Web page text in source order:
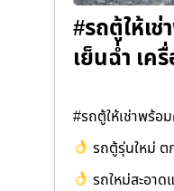
#รถตู้ให้เ
เย็นฉ่ำ เ
#รถตู้ให้เช่าพร้อ
รถตู้รุ่นใหม่
รถใหม่สะอาด